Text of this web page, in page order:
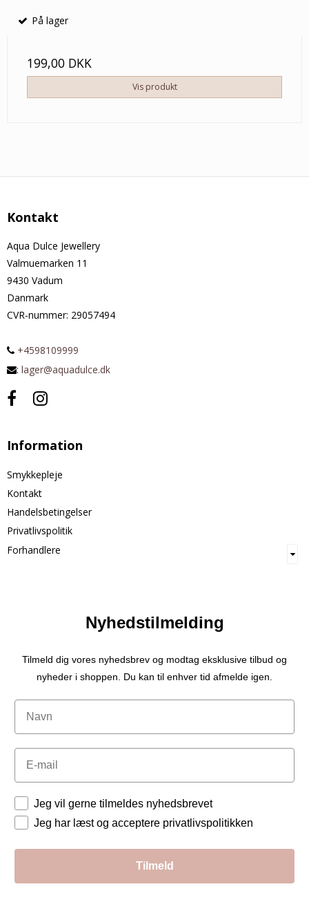
På lager
199,00 DKK
Vis produkt
Kontakt
Aqua Dulce Jewellery
Valmuemarken 11
9430 Vadum
Danmark
CVR-nummer: 29057494
+4598109999
: lager@aquadulce.dk
Information
Smykkepleje
Kontakt
Handelsbetingelser
Privatlivspolitik
Forhandlere
Nyhedstilmelding
Tilmeld dig vores nyhedsbrev og modtag eksklusive tilbud og
nyheder i shoppen. Du kan til enhver tid afmelde igen.
Navn
Email
Tilladelser
Jeg vil gerne tilmeldes nyhedsbrevet
Jeg har læst og acceptere privatlivspolitikken
Tilmeld